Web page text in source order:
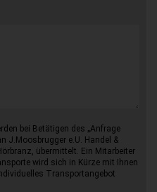
bei Betätigen des „Anfrage
J.Moosbrugger e.U. Handel &
übermittelt. Ein Mitarbeiter
wird sich in Kürze mit Ihnen
Transportangebot